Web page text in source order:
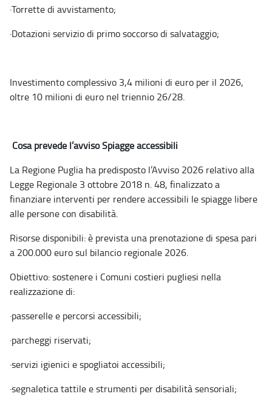
·Torrette di avvistamento;
·Dotazioni servizio di primo soccorso di salvataggio;
Investimento complessivo 3,4 milioni di euro per il 2026,
oltre 10 milioni di euro nel triennio 26/28.
Cosa prevede l’avviso Spiagge accessibili
La Regione Puglia ha predisposto l’Avviso 2026 relativo alla
Legge Regionale 3 ottobre 2018 n. 48, finalizzato a
finanziare interventi per rendere accessibili le spiagge libere
alle persone con disabilità.
Risorse disponibili: è prevista una prenotazione di spesa pari
a 200.000 euro sul bilancio regionale 2026.
Obiettivo: sostenere i Comuni costieri pugliesi nella
realizzazione di:
·passerelle e percorsi accessibili;
·parcheggi riservati;
·servizi igienici e spogliatoi accessibili;
·segnaletica tattile e strumenti per disabilità sensoriali;